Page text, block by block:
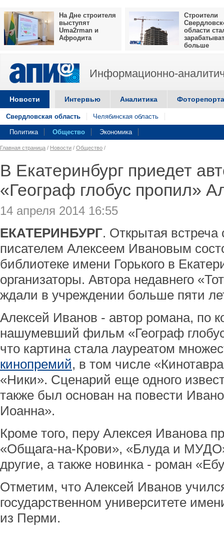
На Дне строителя
выступят
Uma2rman и
Афродита
Строители
области
больше
Информационно-
Новости Интервью Аналитика
Свердловская область Челябинская область
Политика Общество Экономика
Главная страница / Новости / Общество /
В Екатеринбург приедет
«Географ глобус пропил»
14 апреля 2014 16:55
ЕКАТЕРИНБУРГ. Открытая
писателем Алексеем Ивановым
библиотеке имени Горького в
организаторы. Автора недавнего
ждали в учреждении больше пяти
Алексей Иванов - автор романа, по
нашумевший фильм «Географ
что картина стала лауреатом
кинопремий, в том числе
«Ники». Сценарий еще одного
также был основан на повести
Иоанна».
Кроме того, перу Алексея Иванова
«Общага-на-Крови», «Блуда и
другие, а также новинка - роман
Отметим, что Алексей Иванов
государственном университете
из Перми.